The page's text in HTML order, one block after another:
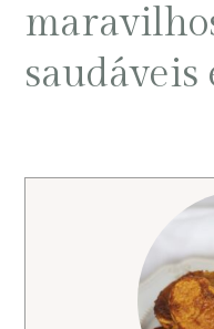
saudáveis